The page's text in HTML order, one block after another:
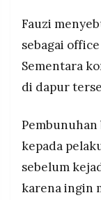
Fauzi
sebagai office
Sementara
di dapur
kepada
sebelum
karena ingin